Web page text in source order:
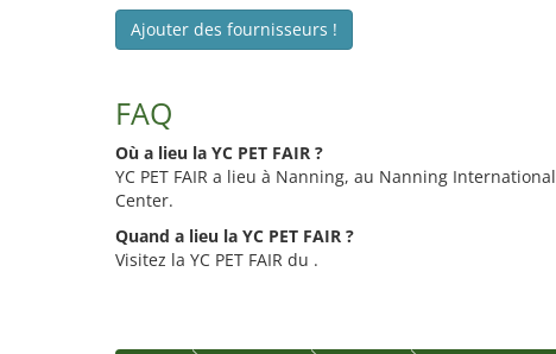
Ajouter des fournisseurs !
FAQ
Où a lieu la YC PET FAIR ?
YC PET FAIR a lieu à Nanning, au Nanning
Center.
Quand a lieu la YC PET FAIR ?
Visitez la YC PET FAIR du .